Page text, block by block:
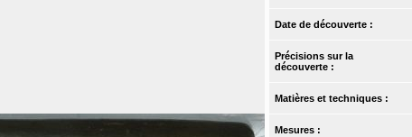
Date de découverte :
Précisions sur la
découverte :
Matières et techniques :
Mesures :